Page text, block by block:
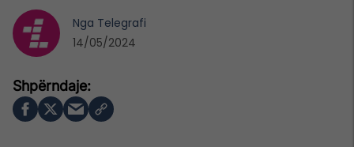
Nga Telegrafi
14/05/2024